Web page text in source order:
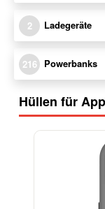
2 Ladegeräte
216 Powerbanks
Hüllen für